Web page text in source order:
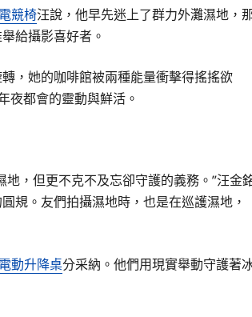
競椅汪說，他早先迷上了群力外灘濕地，
給攝影喜好者。
，她的咖啡館被兩種能量衝擊得搖搖欲
夜都會的靈動與鮮活。
，但更不克不及忘卻守護的義務。”汪金
規。友們拍攝濕地時，也是在巡護濕地，
動升降桌分采納。他們用現實舉動守護著